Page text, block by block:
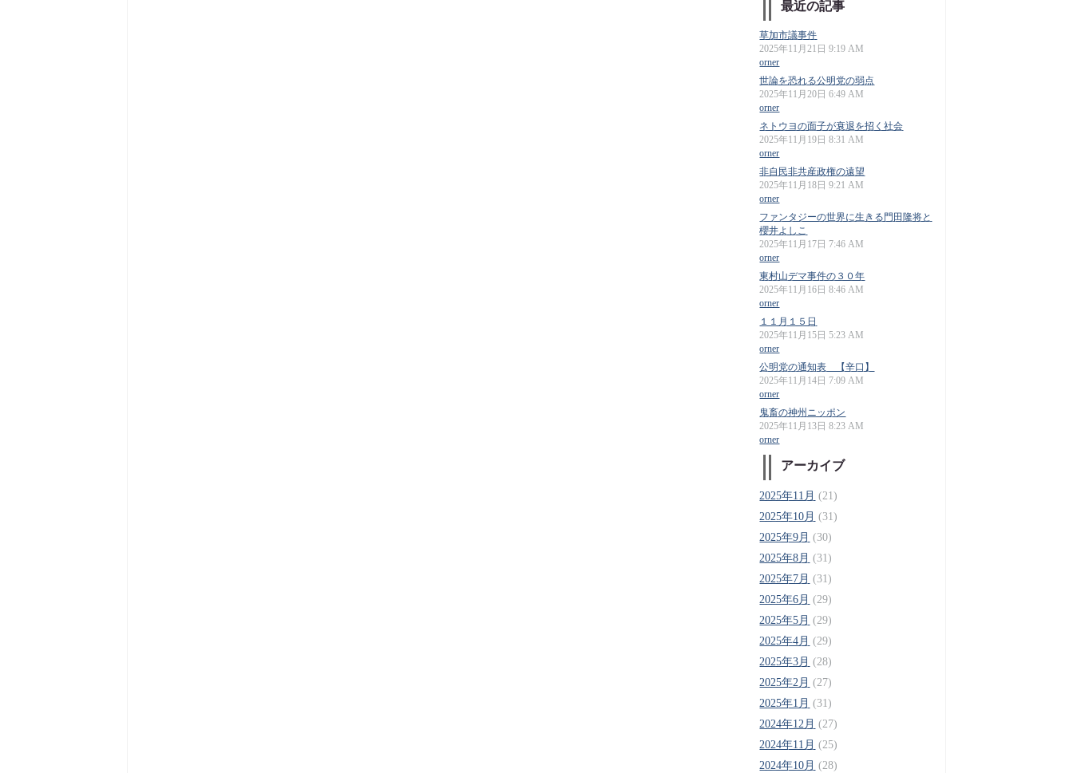
最近の記事
草加市議事件
2025年11月21日 9:19 AM
orner
世論を恐れる公明党の弱点
2025年11月20日 6:49 AM
orner
ネトウヨの面子が衰退を招く社会
2025年11月19日 8:31 AM
orner
非自民非共産政権の遠望
2025年11月18日 9:21 AM
orner
ファンタジーの世界に生きる門田隆将と
櫻井よしこ
2025年11月17日 7:46 AM
orner
東村山デマ事件の３０年
2025年11月16日 8:46 AM
orner
１１月１５日
2025年11月15日 5:23 AM
orner
公明党の通知表 【辛口】
2025年11月14日 7:09 AM
orner
鬼畜の神州ニッポン
2025年11月13日 8:23 AM
orner
アーカイブ
2025年11月 (21)
2025年10月 (31)
2025年9月 (30)
2025年8月 (31)
2025年7月 (31)
2025年6月 (29)
2025年5月 (29)
2025年4月 (29)
2025年3月 (28)
2025年2月 (27)
2025年1月 (31)
2024年12月 (27)
2024年11月 (25)
2024年10月 (28)